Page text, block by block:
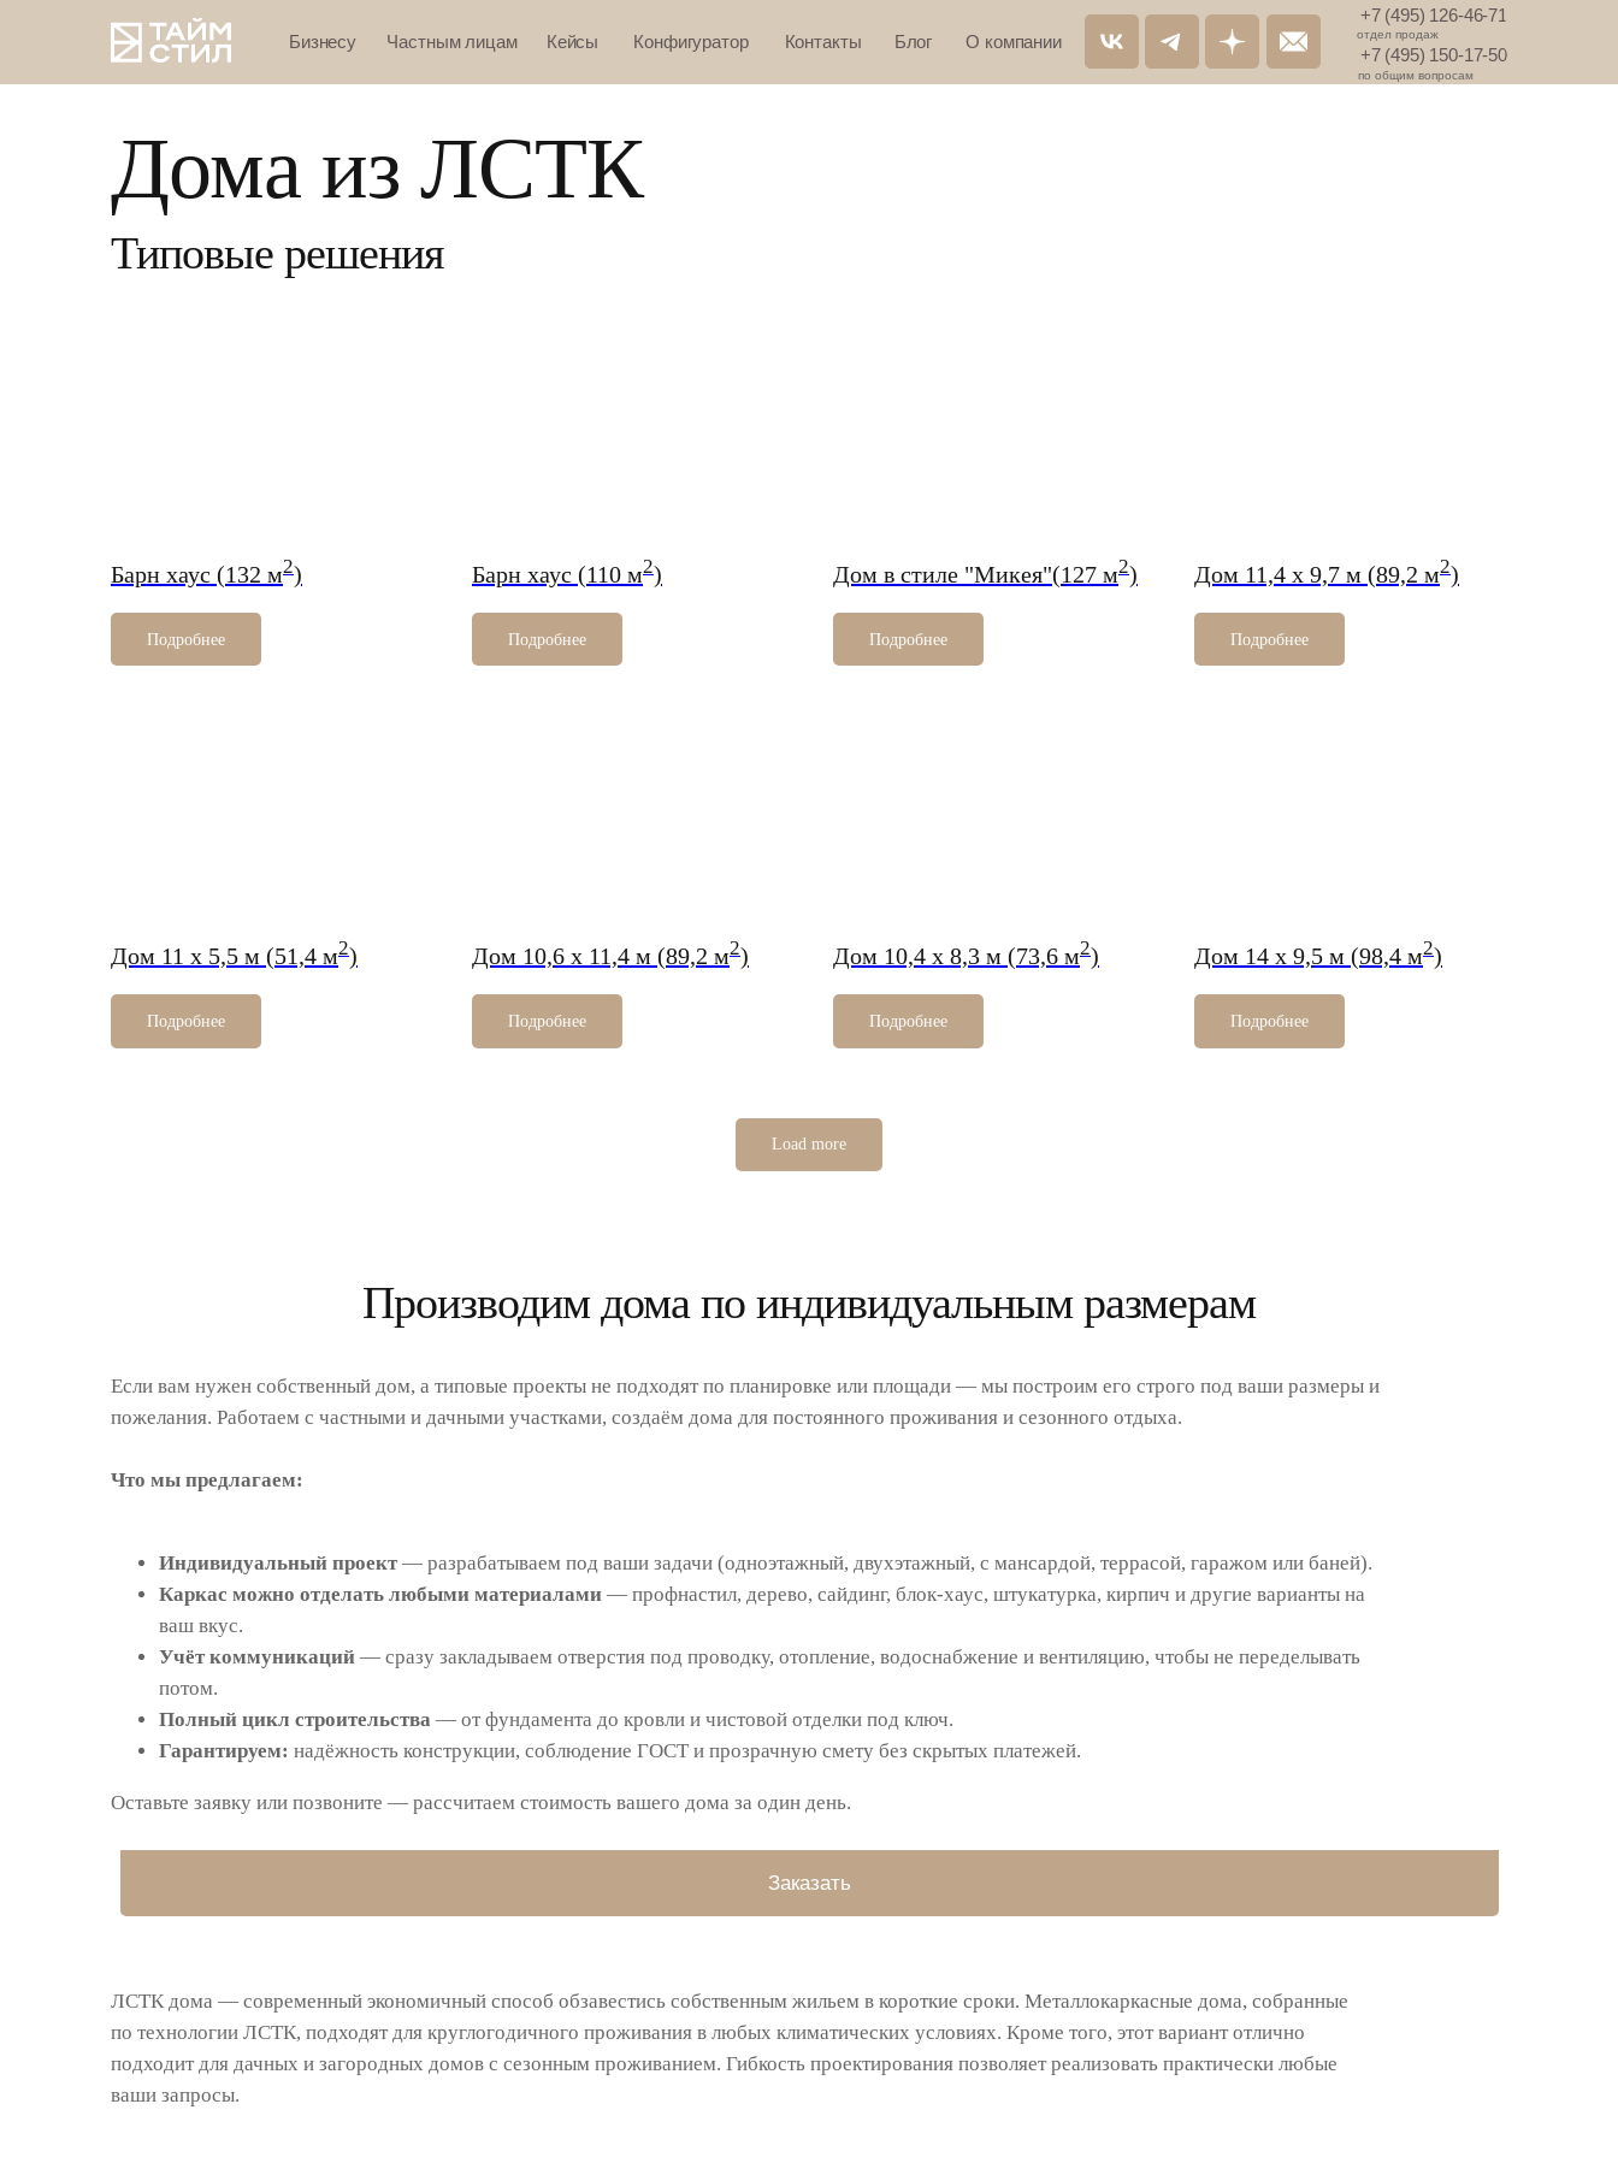
отдел продаж
по общим вопросам
О компании
Блог
Контакты
+7 (495) 126-46-71
Бизнесу
Кейсы
Частным лицам Конфигуратор
+7 (495) 150-17-50
Главная → Частным лицам
Дома из ЛСТК
Типовые решения
Барн хаус (132 м2)
Подробнее
Барн хаус (110 м2)
Подробнее
Дом в стиле "Микея"(127 м2)
Подробнее
Дом 11,4 х 9,7 м (89,2 м2)
Подробнее
Дом 11 х 5,5 м (51,4 м2)
Подробнее
Дом 10,6 х 11,4 м (89,2 м2)
Подробнее
Дом 10,4 х 8,3 м (73,6 м2)
Подробнее
Дом 14 х 9,5 м (98,4 м2)
Подробнее
Load more
Производим дома по индивидуальным размерам
Если вам нужен собственный дом, а типовые проекты не подходят по планировке или площади — мы построим его строго под ваши размеры и
пожелания. Работаем с частными и дачными участками, создаём дома для постоянного проживания и сезонного отдыха.
Что мы предлагаем:
Индивидуальный проект — разрабатываем под ваши задачи (одноэтажный, двухэтажный, с мансардой, террасой, гаражом или баней).
Каркас можно отделать любыми материалами — профнастил, дерево, сайдинг, блок-хаус, штукатурка, кирпич и другие варианты на
ваш вкус.
Учёт коммуникаций — сразу закладываем отверстия под проводку, отопление, водоснабжение и вентиляцию, чтобы не переделывать
потом.
Полный цикл строительства — от фундамента до кровли и чистовой отделки под ключ.
Гарантируем: надёжность конструкции, соблюдение ГОСТ и прозрачную смету без скрытых платежей.
Оставьте заявку или позвоните — рассчитаем стоимость вашего дома за один день.
Заказать
ЛСТК дома — современный экономичный способ обзавестись собственным жильем в короткие сроки. Металлокаркасные дома, собранные
по технологии ЛСТК, подходят для круглогодичного проживания в любых климатических условиях. Кроме того, этот вариант отлично
подходит для дачных и загородных домов с сезонным проживанием. Гибкость проектирования позволяет реализовать практически любые
ваши запросы.